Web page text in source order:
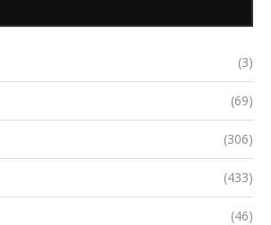
(3)
(69)
(306)
(433)
(46)